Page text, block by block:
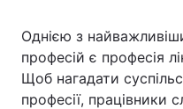
Однією з
професій є професія
Щоб нагадати
професії, працівники